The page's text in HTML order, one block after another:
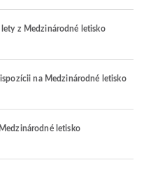
z Medzinárodné letisko
na Medzinárodné letisko
letisko